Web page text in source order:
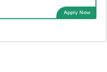
Apply Now